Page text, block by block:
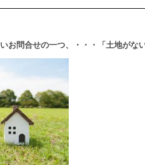
お問合せの一つ、・・・「土地がな